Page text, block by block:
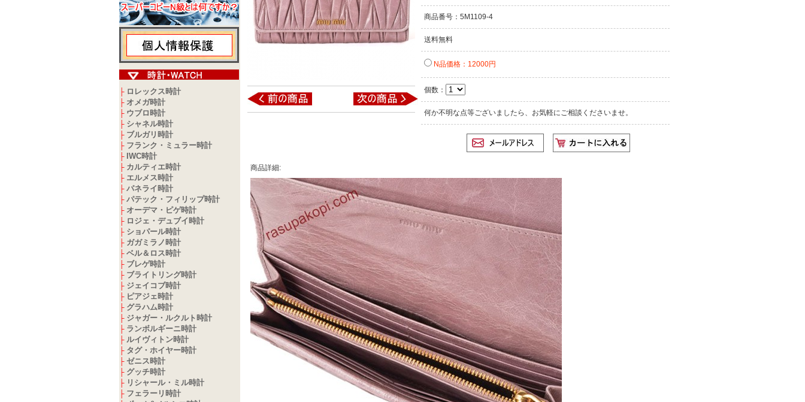
├ ロレックス時計
├ オメガ時計
├ ウブロ時計
├ シャネル時計
├ ブルガリ時計
├ フランク・ミュラー時計
├ IWC時計
├ カルティエ時計
├ エルメス時計
├ パネライ時計
├ パテック・フィリップ時計
├ オーデマ・ピゲ時計
├ ロジェ・デュブイ時計
├ ショパール時計
├ ガガミラノ時計
├ ベル＆ロス時計
├ ブレゲ時計
├ ブライトリング時計
├ ジェイコブ時計
├ ピアジェ時計
├ グラハム時計
├ ジャガー・ルクルト時計
├ ランボルギーニ時計
├ ルイヴィトン時計
├ タグ・ホイヤー時計
├ ゼニス時計
├ グッチ時計
├ リシャール・ミル時計
├ フェラーリ時計
商品番号：5M1109-4
送料無料
N品価格：12000円
個数：
何か不明な点等ございましたら、お気軽にご相談くださいませ。
商品詳細: